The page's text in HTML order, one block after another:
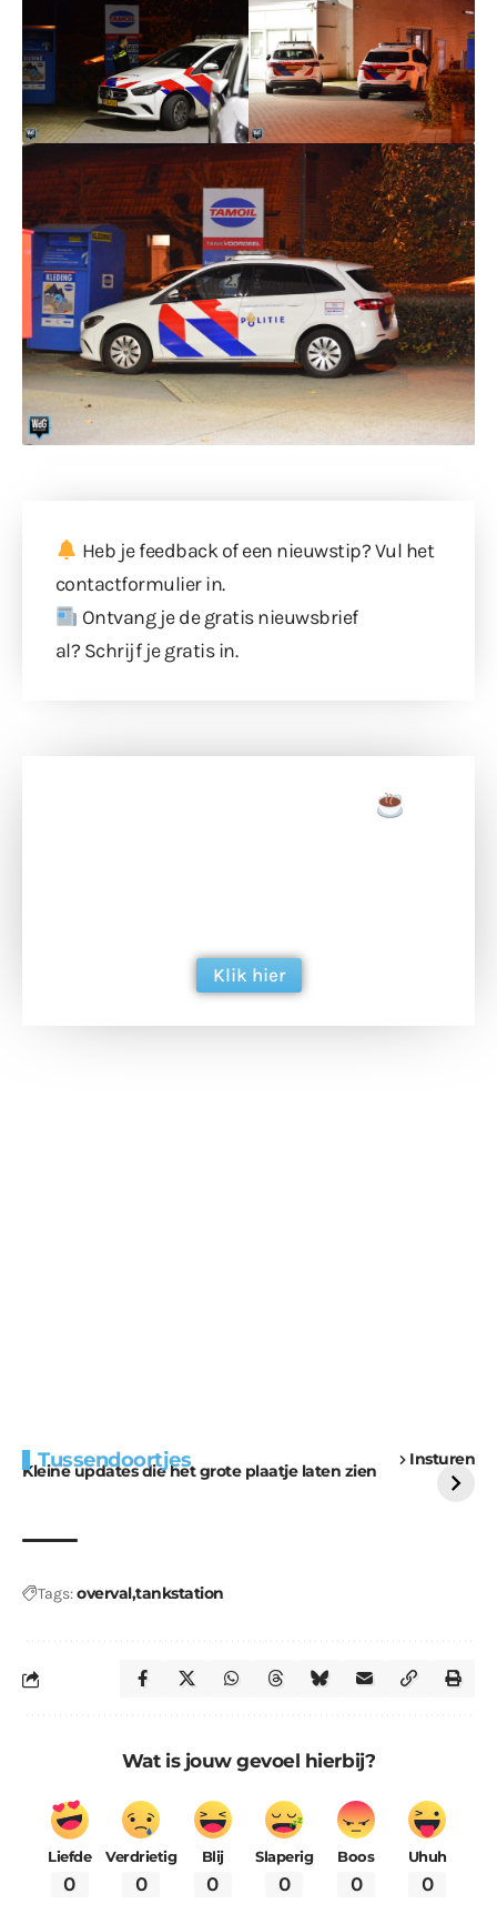
Heb je feedback of een nieuwstip? Vul het
contactformulierin.
Ontvang je de gratis nieuwsbrief
al? Schrijf je gratis in.
Klik hier
Tussendoortjes Insturen
Kleine updates die het grote plaatje laten zien
voor kabouters
uitdaging
Tags:overvaltankstation
Wat is jouw gevoel hierbij?
Liefde
0
Verdrietig
0
Blij
0
Slaperig
0
Boos
0
Uhuh
0